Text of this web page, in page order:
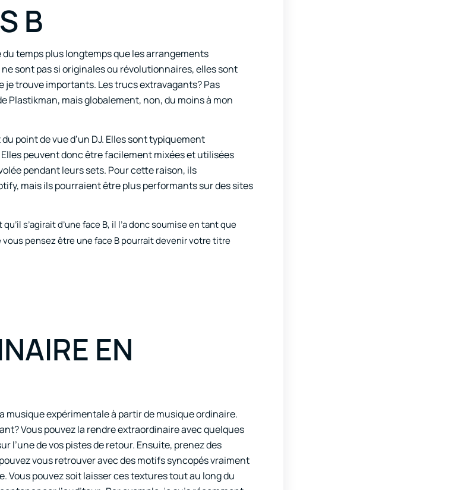
B
temps plus longtemps que les arrangements
sont pas si originales ou révolutionnaires, elles sont
trouve importants. Les trucs extravagants? Pas
mais globalement, non, du moins à mon
point de vue d’un DJ. Elles sont typiquement
peuvent donc être facilement mixées et utilisées
pendant leurs sets. Pour cette raison, ils
mais ils pourraient être plus performants sur des sites
s’agirait d’une face B, il l’a donc soumise en tant que
vous pensez être une face B pourrait devenir votre titre
EN
musique expérimentale à partir de musique ordinaire.
Vous pouvez la rendre extraordinaire avec quelques
l’une de vos pistes de retour. Ensuite, prenez des
vous retrouver avec des motifs syncopés vraiment
Vous pouvez soit laisser ces textures tout au long du